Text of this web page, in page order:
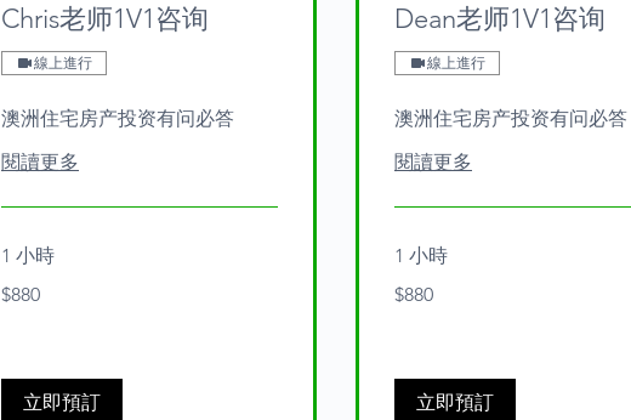
Chris老师1V1咨询
線上進行
澳洲住宅房产投资有问必答
閱讀更多
1 小時
Australian
$880
立即預訂
Dean老师1V1咨询
線上進行
澳洲住宅房产投资有问必答
閱讀更多
1 小時
Australian
$880
立即預訂